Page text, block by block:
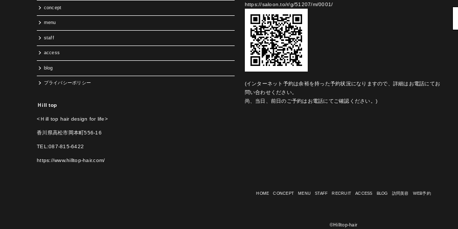
concept
menu
staff
access
blog
プライバシーポリシー
Ｈill top
<Ｈill top hair design for life>
香川県高松市岡本町556-16
TEL:087-815-6422
https://www.hilltop-hair.com/
https://saloon.to/r/g/51207/m/0001/
(インターネット予約は余裕を持った予約状況になりますので、詳細はお電話にてお
問い合わせください。
尚、当日、前日のご予約はお電話にてご確認ください。)
HOME CONCEPT MENU STAFF RECRUIT ACCESS BLOG 訪問美容 WEB予約
©Hilltop-hair